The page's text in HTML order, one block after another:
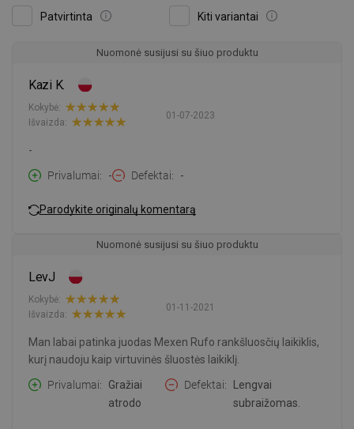
Patvirtinta Kiti variantai
Nuomonė susijusi su šiuo produktu
Kazi K.
01-07-2023
Kokybė:
Išvaizda:
-
Privalumai
- Defektai -
Parodykite originalų komentarą
Nuomonė susijusi su šiuo produktu
LevJ
01-11-2021
Kokybė:
Išvaizda:
Man labai patinka juodas Mexen Rufo rankšluosčių laikiklis,
kurį naudoju kaip virtuvinės šluostės laikiklį.
Privalumai
Gražiai
atrodo
Defektai
Lengvai
subraižomas.